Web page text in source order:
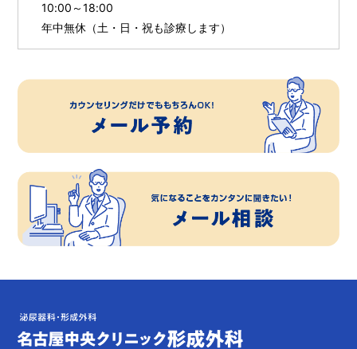
10:00～18:00
年中無休（土・日・祝も診療します）